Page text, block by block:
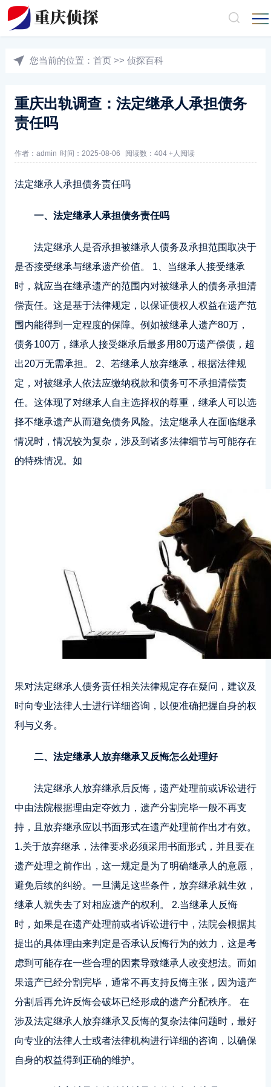
您当前的位置： 首页 >> 侦探百科
重庆出轨调查：法定继承人承担债务
责任吗
作者：admin 时间：2025-08-06 阅读数：404 +人阅读
法定继承人承担债务责任吗
一、法定继承人承担债务责任吗
法定继承人是否承担被继承人债务及承担范围取决于
是否接受继承与继承遗产价值。 1、当继承人接受继承
时，就应当在继承遗产的范围内对被继承人的债务承担清
偿责任。这是基于法律规定，以保证债权人权益在遗产范
围内能得到一定程度的保障。例如被继承人遗产80万，
债务100万，继承人接受继承后最多用80万遗产偿债，超
出20万无需承担。 2、若继承人放弃继承，根据法律规
定，对被继承人依法应缴纳税款和债务可不承担清偿责
任。这体现了对继承人自主选择权的尊重，继承人可以选
择不继承遗产从而避免债务风险。法定继承人在面临继承
情况时，情况较为复杂，涉及到诸多法律细节与可能存在
的特殊情况。如
果对法定继承人债务责任相关法律规定存在疑问，建议及
时向专业法律人士进行详细咨询，以便准确把握自身的权
利与义务。
二、法定继承人放弃继承又反悔怎么处理好
法定继承人放弃继承后反悔，遗产处理前或诉讼进行
中由法院根据理由定夺效力，遗产分割完毕一般不再支
持，且放弃继承应以书面形式在遗产处理前作出才有效。
1.关于放弃继承，法律要求必须采用书面形式，并且要在
遗产处理之前作出，这一规定是为了明确继承人的意愿，
避免后续的纠纷。一旦满足这些条件，放弃继承就生效，
继承人就失去了对相应遗产的权利。 2.当继承人反悔
时，如果是在遗产处理前或者诉讼进行中，法院会根据其
提出的具体理由来判定是否承认反悔行为的效力，这是考
虑到可能存在一些合理的因素导致继承人改变想法。而如
果遗产已经分割完毕，通常不再支持反悔主张，因为遗产
分割后再允许反悔会破坏已经形成的遗产分配秩序。 在
涉及法定继承人放弃继承又反悔的复杂法律问题时，最好
向专业的法律人士或者法律机构进行详细的咨询，以确保
自身的权益得到正确的维护。